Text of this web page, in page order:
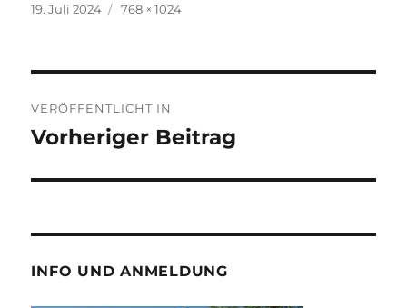
Veröffentlicht
19. Juli 2024
Volle
768 × 1024
VERÖFFENTLICHT IN
Vorheriger Beitrag
INFO UND ANMELDUNG